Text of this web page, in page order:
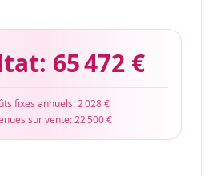
65 472 €
fixes annuels:2 028 €
sur vente:22 500 €